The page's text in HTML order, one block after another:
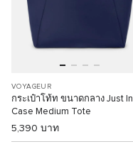
VOYAGEUR
กระเป๋าโท้ท ขนาดกลาง Just In
Case Medium Tote
5,390 บาท